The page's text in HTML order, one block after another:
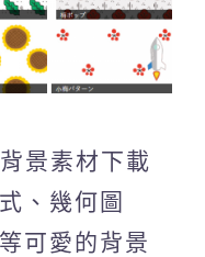
景素材下載
、幾何圖
可愛的背景